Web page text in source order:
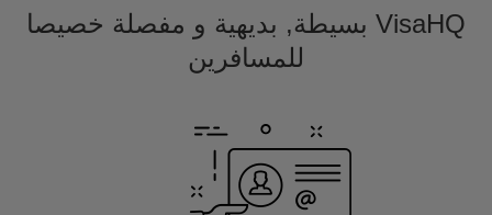
VisaHQ بسيطة, بديهية و مفصلة خصيصا
للمسافرين